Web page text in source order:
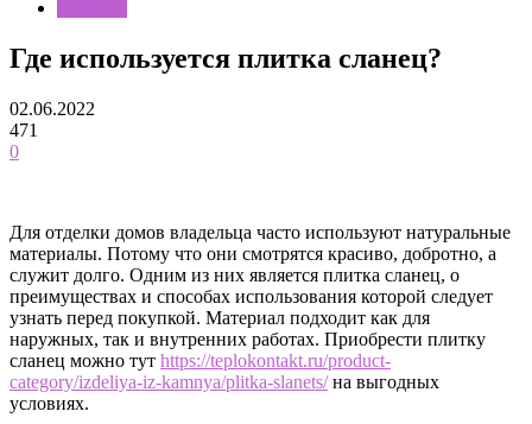
Где используется плитка сланец?
02.06.2022
471
0
Для отделки домов владельца часто используют натуральные
материалы. Потому что они смотрятся красиво, добротно, а
служит долго. Одним из них является плитка сланец, о
преимуществах и способах использования которой следует
узнать перед покупкой. Материал подходит как для
наружных, так и внутренних работах. Приобрести плитку
сланец можно тут https://teplokontakt.ru/product-
category/izdeliya-iz-kamnya/plitka-slanets/на выгодных
условиях.